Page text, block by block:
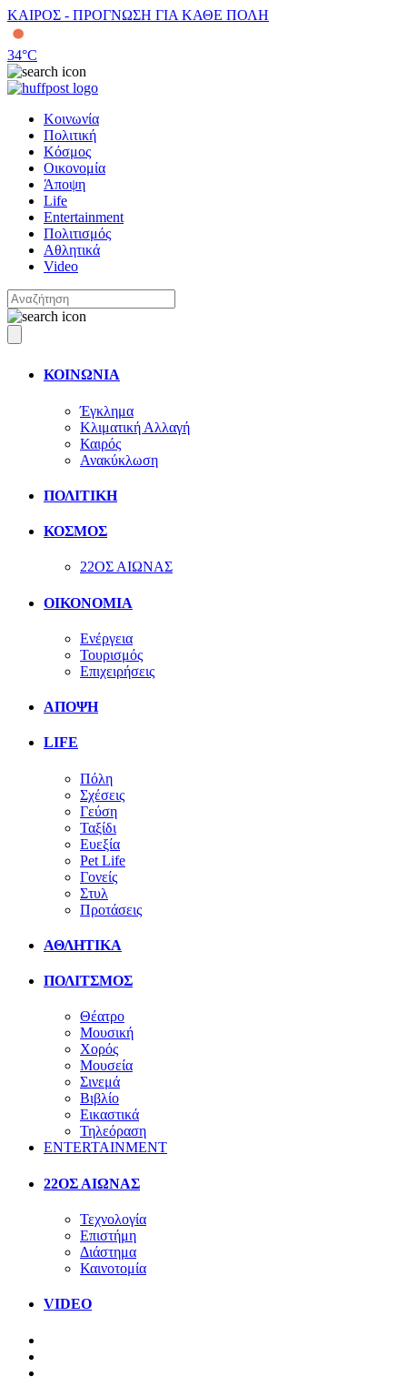
ΚΑΙΡΟΣ - ΠΡΟΓΝΩΣΗ ΓΙΑ ΚΑΘΕ ΠΟΛΗ
34°C
Κοινωνία
Πολιτική
Κόσμος
Οικονομία
Άποψη
Life
Entertainment
Πολιτισμός
Αθλητικά
Video
ΚΟΙΝΩΝΙΑ
Έγκλημα
Κλιματική Αλλαγή
Καιρός
Ανακύκλωση
ΠΟΛΙΤΙΚΗ
ΚΟΣΜΟΣ
22ΟΣ ΑΙΩΝΑΣ
ΟΙΚΟΝΟΜΙΑ
Ενέργεια
Τουρισμός
Επιχειρήσεις
ΑΠΟΨΗ
LIFE
Πόλη
Σχέσεις
Γεύση
Ταξίδι
Ευεξία
Pet Life
Γονείς
Στυλ
Προτάσεις
ΑΘΛΗΤΙΚΑ
ΠΟΛΙΤΣΜΟΣ
Θέατρο
Μουσική
Χορός
Μουσεία
Σινεμά
Βιβλίο
Εικαστικά
Τηλεόραση
ENTERTAINMENT
22ΟΣ ΑΙΩΝΑΣ
Τεχνολογία
Επιστήμη
Διάστημα
Καινοτομία
VIDEO